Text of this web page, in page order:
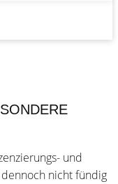
und
nicht fündig